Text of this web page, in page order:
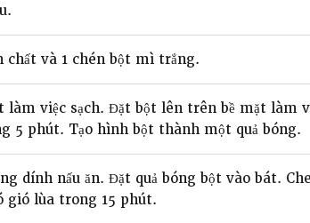
chất và 1 chén bột mì trắng.
làm việc sạch. Đặt bột lên trên bề mặt làm
5 phút. Tạo hình bột thành một quả bóng.
dính nấu ăn. Đặt quả bóng bột vào bát.
gió lùa trong 15 phút.